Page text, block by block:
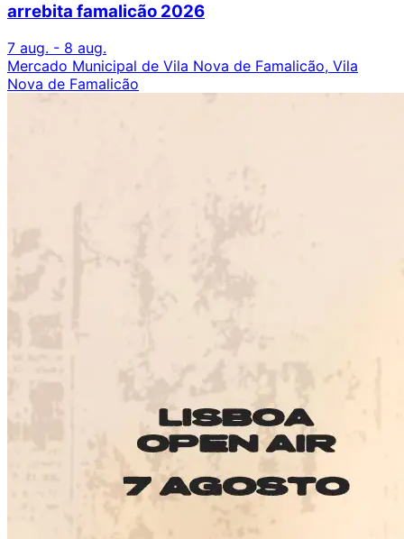
arrebita famalicão 2026
7 aug. - 8 aug.
Mercado Municipal de Vila Nova de Famalicão, Vila
Nova de Famalicão